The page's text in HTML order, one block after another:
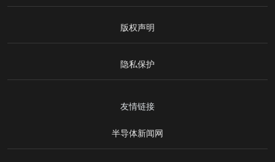
版权声明
隐私保护
友情链接
半导体新闻网